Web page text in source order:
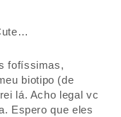
fofíssimas,
biotipo (de
lá. Acho legal vc
Espero que eles